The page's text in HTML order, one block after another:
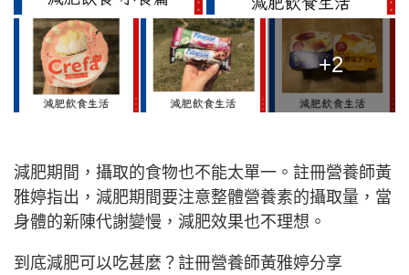
+2
減肥期間，攝取的食物也不能太單一。註冊營養師黃
雅婷指出，減肥期間要注意整體營養素的攝取量，當
身體的新陳代謝變慢，減肥效果也不理想。
到底減肥可以吃甚麼？註冊營養師黃雅婷分享